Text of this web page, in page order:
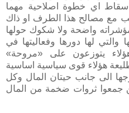
اي خطوة اصلاحية مهما
مع مصالح هذا الطرف او ذاك
واضحة ولا شكوك حولها
لها دورها وفعاليتها في
يتوزعون على «مروحة»
هؤلاء قوى سياسية اساسية
الى جانب حيتان المال وكل
جمعوا ثروات ضخمة من المال